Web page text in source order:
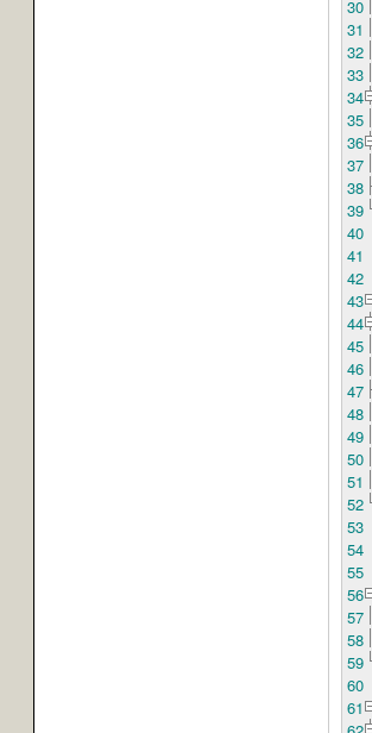
30
31
32
33
34
35
36
37
38
39
40
41
42
43
44
45
46
47
48
49
50
51
52
53
54
55
56
57
58
59
60
61